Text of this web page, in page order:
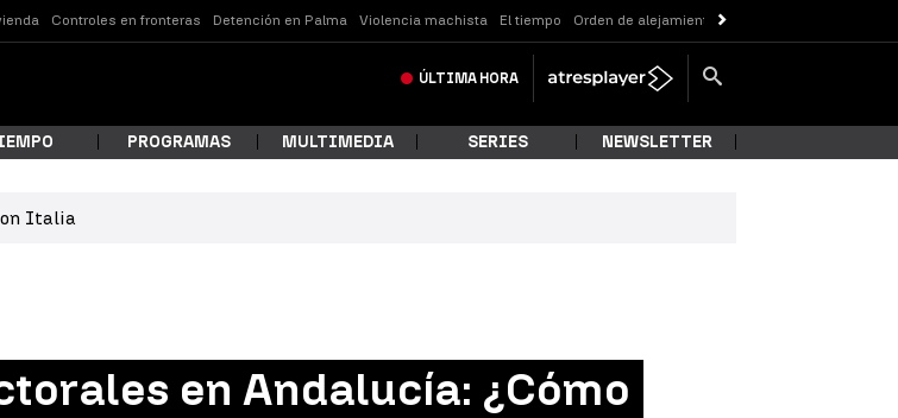
Controles en fronteras Detención en Palma Violencia machista El tiempo Orden de alejamiento
ÚLTIMA HORA
PROGRAMAS MULTIMEDIA SERIES NEWSLETTER
Italia
en Andalucía: ¿Cómo